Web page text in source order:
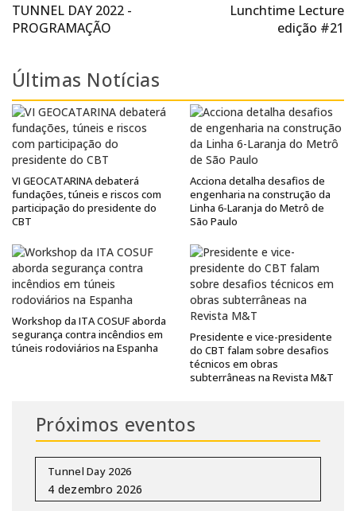
TUNNEL DAY 2022 -
PROGRAMAÇÃO
Lunchtime Lecture
edição #21
Últimas Notícias
VI GEOCATARINA debaterá
fundações, túneis e riscos com
participação do presidente do
CBT
Acciona detalha desafios de
engenharia na construção da
Linha 6-Laranja do Metrô de
São Paulo
Workshop da ITA COSUF aborda
segurança contra incêndios em
túneis rodoviários na Espanha
Presidente e vice-presidente
do CBT falam sobre desafios
técnicos em obras
subterrâneas na Revista M&T
Próximos eventos
Tunnel Day 2026